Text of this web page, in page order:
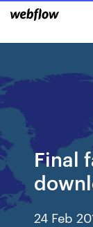
Final
24 Feb